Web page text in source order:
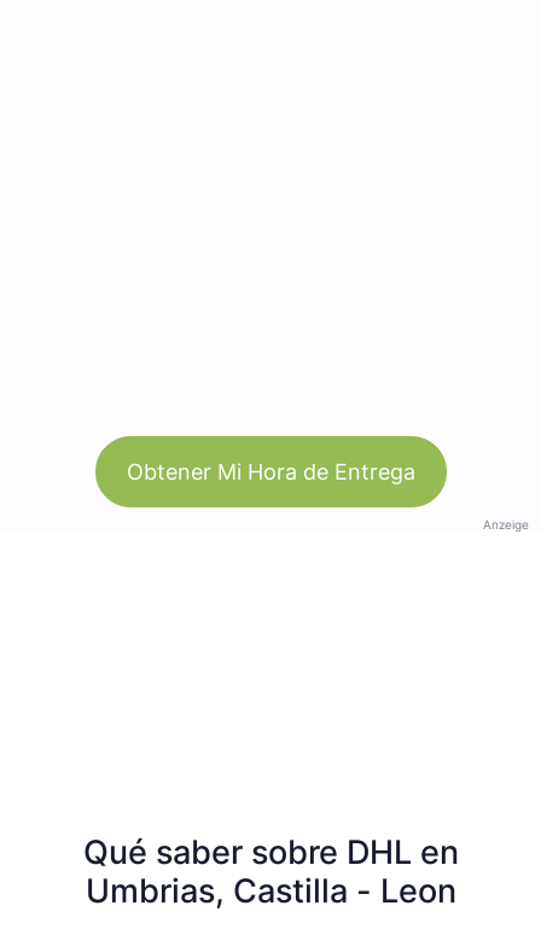
Obtener Mi Hora de Entrega
Anzeige
Qué saber sobre DHL en
Umbrias, Castilla - Leon